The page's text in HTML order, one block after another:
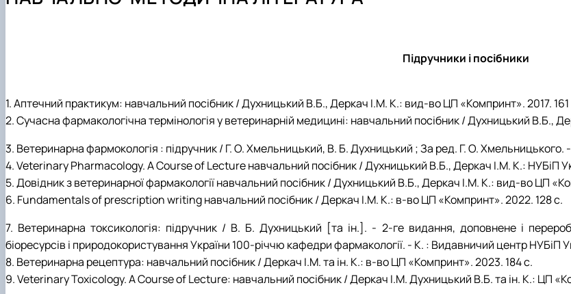
Навчально-методична література
Фотогалерея
Науковий гурток "Ветеринарна фармакологія і фармація"
Фотоматеріали
Положення про гурток
Положення про гурток
Підручники і посібники
1. Аптечний практикум: навчальний посібник / Духницький В.Б., Деркач І.М. К.: вид-во ЦП «Компринт». 2017. 161
2. Сучасна фармакологічна термінологія у ветеринарній медицині: навчальний посібник / Духницький В.Б.,
3. Ветеринарна фармокологія : підручник / Г. О. Хмельницький, В. Б. Духницький ; За ред. Г. О. Хмельницького. -
4. Veterinary Pharmacology. A Course of Lecture навчальний посібник / Духницький В.Б., Деркач І.М. K.: НУБіП
5. Довідник з ветеринарної фармакології навчальний посібник / Духницький В.Б., Деркач І.М. К.: вид-во ЦП
6. Fundamentals of prescription writing навчальний посібник / Деркач І.М. К.: в-во ЦП «Компринт». 2022. 128 с.
7. Ветеринарна токсикологія: підручник / В. Б. Духницький [та ін.]. - 2-ге видання, доповнене і
біоресурсів і природокористування України 100-річчю кафедри фармакології. - К. : Видавничий центр НУБіП
8. Ветеринарна рецептура: навчальний посібник / Деркач І.М. та ін. К.: в-во ЦП «Компринт». 2023. 184 с.
9. Veterinary Toxicology. A Course of Lecture: навчальний посібник / Деркач І.М. Духницький В.Б. та ін. K.: ЦП